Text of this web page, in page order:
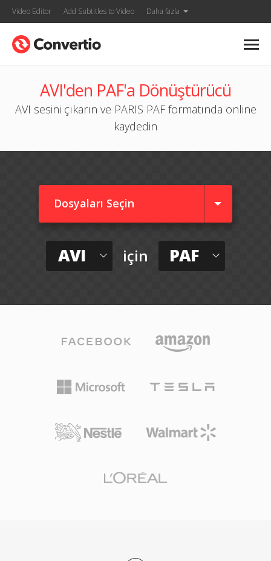
Video Editor Add Subtitles to Video Daha fazla
AVI'den PAF'a Dönüştürücü
AVI sesini çıkarın ve PARIS PAF formatında online
kaydedin
Dosyaları Seçin
AVI için PAF